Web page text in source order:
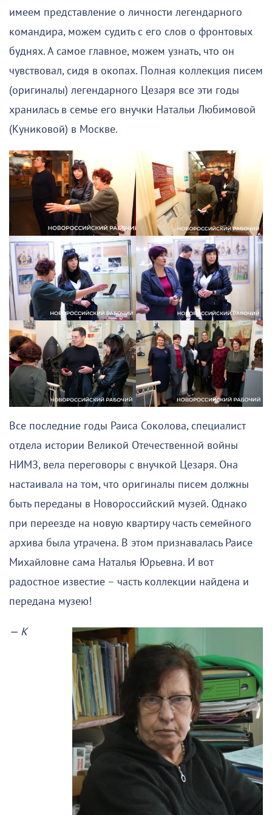
имеем представление о личности легендарного
командира, можем судить с его слов о фронтовых
буднях. А самое главное, можем узнать, что он
чувствовал, сидя в окопах. Полная коллекция писем
(оригиналы) легендарного Цезаря все эти годы
хранилась в семье его внучки Натальи Любимовой
(Куниковой) в Москве.
Все последние годы Раиса Соколова, специалист
отдела истории Великой Отечественной войны
НИМЗ, вела переговоры с внучкой Цезаря. Она
настаивала на том, что оригиналы писем должны
быть переданы в Новороссийский музей. Однако
при переезде на новую квартиру часть семейного
архива была утрачена. В этом признавалась Раисе
Михайловне сама Наталья Юрьевна. И вот
радостное известие – часть коллекции найдена и
передана музею!
— К